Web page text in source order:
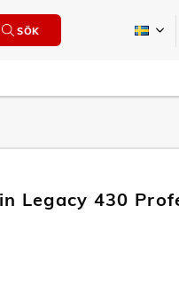
SÖK
Legacy 430